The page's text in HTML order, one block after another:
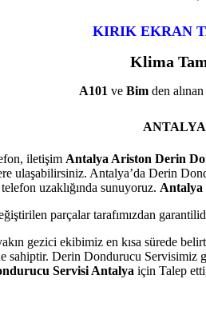
KIRIK EKRAN
Klima
A101 ve Bim den alınan
ANTALYA
iletişim Antalya Ariston Derin
ulaşabilirsiniz. Antalya’da Derin
uzaklığında sunuyoruz. Antalya
parçalar tarafımızdan
gezici ekibimiz en kısa sürede
sahiptir. Derin Dondurucu
Servisi Antalya için Talep